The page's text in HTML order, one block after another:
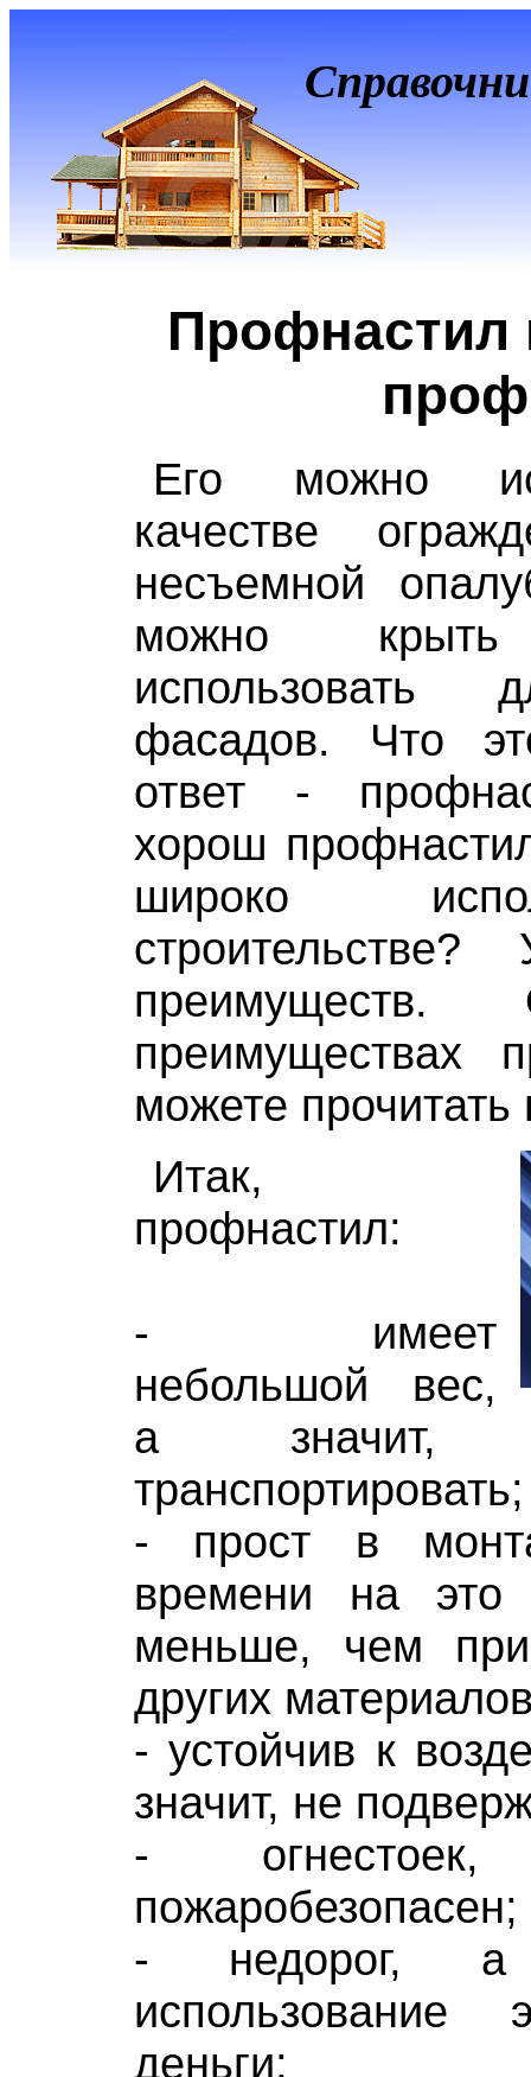
Профнастил
Его можно
качестве
несъемной
можно
использовать
фасадов. Что
ответ -
хорош
широко
преимуществах
можете прочитать
Итак,
профнастил:
- имеет
небольшой вес,
а значит,
транспортировать;
- прост в
времени на это
меньше, чем при
других
- устойчив к
значит, не
-
пожаробезопасен;
- недорог, а
использование
деньги;